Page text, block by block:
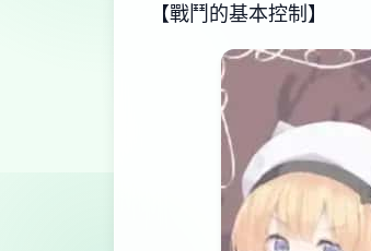
【戰鬥的基本控制】